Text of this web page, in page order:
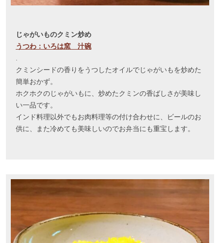
じゃがいものクミン炒め
うつわ：いろは窯 汁碗
クミンシードの香りをうつしたオイルでじゃがいもを炒めた
簡単おかず。
ホクホクのじゃがいもに、炒めたクミンの香ばしさが美味し
い一品です。
インド料理以外でもお肉料理等の付け合わせに、ビールのお
供に、また冷めても美味しいのでお弁当にも重宝します。